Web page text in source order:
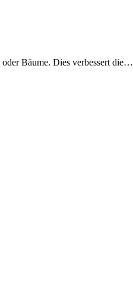
Bäume. Dies verbessert die…